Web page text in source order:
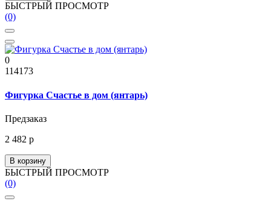
БЫСТРЫЙ ПРОСМОТР
(0)
0
114173
Фигурка Счастье в дом (янтарь)
Предзаказ
2 482 р
В корзину
БЫСТРЫЙ ПРОСМОТР
(0)